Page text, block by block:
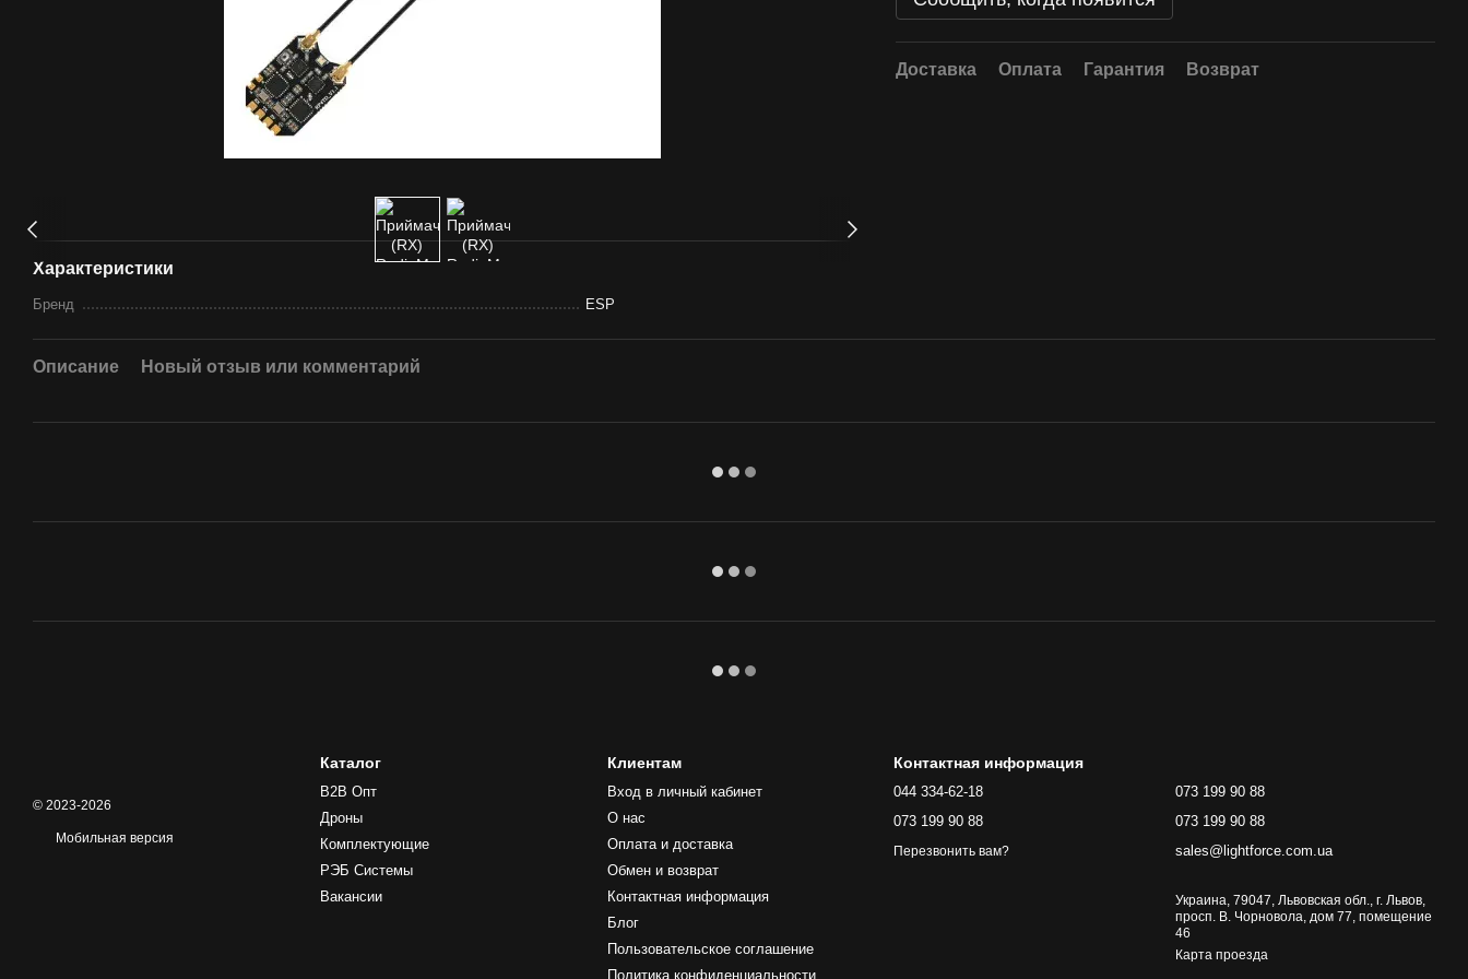
Характеристики
Бренд ESP
Доставка Оплата Гарантия Возврат
Описание Новый отзыв или комментарий
© 2023-2026
Мобильная версия
Каталог
B2B Опт
Дроны
Комплектующие
РЭБ Системы
Вакансии
Клиентам
Вход в личный кабинет
О нас
Оплата и доставка
Обмен и возврат
Контактная информация
Блог
Пользовательское соглашение
Политика конфиденциальности
Контактная информация
044 334-62-18
073 199 90 88
Перезвонить вам?
073 199 90 88
073 199 90 88
sales@lightforce.com.ua
Украина, 79047, Львовская обл., г. Львов,
просп. В. Чорновола, дом 77, помещение
46
Карта проезда